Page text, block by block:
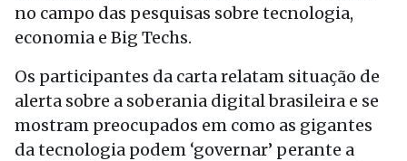
no campo das pesquisas sobre tecnologia,
economia e Big Techs.
Os participantes da carta relatam situação de
alerta sobre a soberania digital brasileira e se
mostram preocupados em como as gigantes
da tecnologia podem ‘governar’ perante a